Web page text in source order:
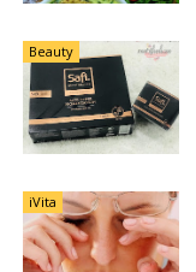
Beauty
iVita